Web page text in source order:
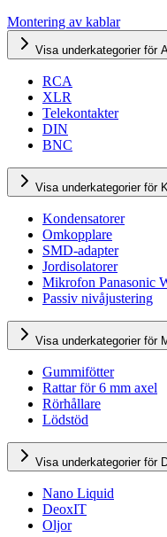
Montering av kablar
Visa underkategorier för
RCA
XLR
Telekontakter
DIN
BNC
Visa underkategorier för
Kondensatorer
Omkopplare
SMD-adapter
Jordisolatorer
Mikrofon Panasonic
Passiv nivåjustering
Visa underkategorier för
Gummifötter
Rattar för 6 mm axel
Rörhållare
Lödstöd
Visa underkategorier för
Nano Liquid
DeoxIT
Oljor